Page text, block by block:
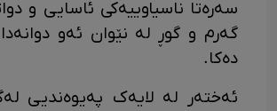
سەرەتا ناسیاوییەکی ئاسایی و
گەرم و گوڕ لە نێوان ئەو
دەکا.
ئەختەر لە لایەک پەیوەندیی